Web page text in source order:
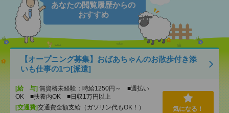
あなたの閲覧履歴からの
おすすめ
【オープニング募集】おばあちゃんのお散歩付き添
いも仕事の1つ[派遣]
[給 与] 無資格未経験：時給1250円～ ■週払い
OK ■扶養内OK ■日収1万円以上
[交通費]交通費全額支給（ガソリン代もOK！）
気になる！